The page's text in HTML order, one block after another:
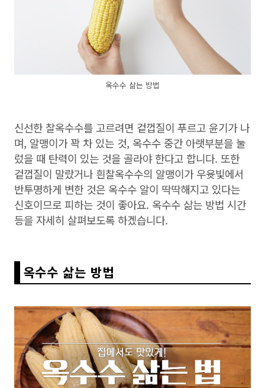
옥수수 삶는 방법
신선한 찰옥수수를 고르려면 겉껍질이 푸르고 윤기가 나
며, 알맹이가 꽉 차 있는 것, 옥수수 중간 아랫부분을 눌
렀을 때 탄력이 있는 것을 골라야 한다고 합니다. 또한
겉껍질이 말랐거나 흰찰옥수수의 알맹이가 우윳빛에서
반투명하게 변한 것은 옥수수 알이 딱딱해지고 있다는
신호이므로 피하는 것이 좋아요. 옥수수 삶는 방법 시간
등을 자세히 살펴보도록 하겠습니다.
옥수수 삶는 방법